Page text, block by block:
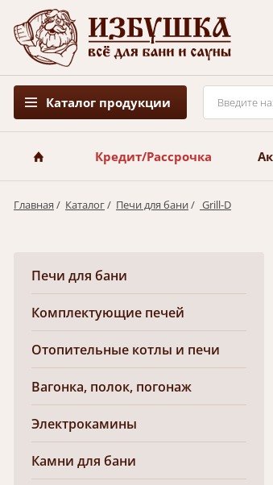
Каталог продукции
Кредит/Рассрочка
Главная / Каталог/ Печи для бани/ Grill-D
Печи для бани
Комплектующие печей
Отопительные котлы и печи
Вагонка, полок, погонаж
Электрокамины
Камни для бани